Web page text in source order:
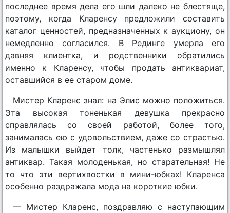
последнее время дела его шли далеко не блестяще,
поэтому, когда Кларенсу предложили составить
каталог ценностей, предназначенных к аукциону, он
немедленно согласился. В Рединге умерла его
давняя клиентка, и родственники обратились
именно к Кларенсу, чтобы продать антиквариат,
оставшийся в ее старом доме.
Мистер Кларенс знал: на Элис можно положиться.
Эта высокая тоненькая девушка прекрасно
справлялась со своей работой, более того,
занималась ею с удовольствием, даже со страстью.
Из малышки выйдет толк, частенько размышлял
антиквар. Такая молоденькая, но старательная! Не
то что эти вертихвостки в мини-юбках! Кларенса
особенно раздражала мода на короткие юбки.
— Мистер Кларенс, поздравляю с наступающим